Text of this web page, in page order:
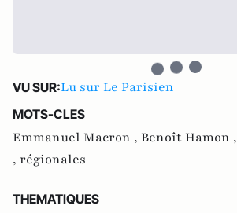
VU SUR:Lu sur Le Parisien
MOTS-CLES
Emmanuel Macron , Benoît Hamon ,
, régionales
THEMATIQUES